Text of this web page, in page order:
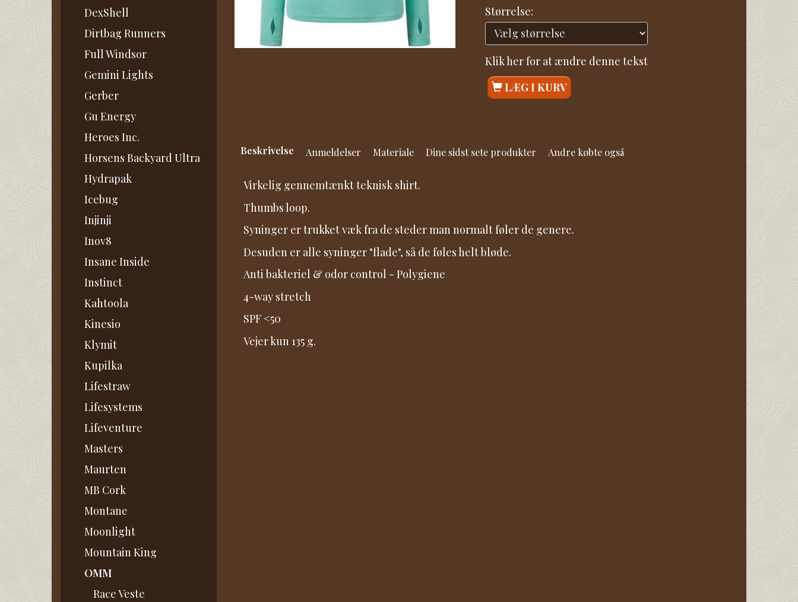
DexShell
Dirtbag Runners
Full Windsor
Gemini Lights
Gerber
Gu Energy
Heroes Inc.
Horsens Backyard Ultra
Hydrapak
Icebug
Injinji
Inov8
Insane Inside
Instinct
Kahtoola
Kinesio
Klymit
Kupilka
Lifestraw
Lifesystems
Lifeventure
Masters
Maurten
MB Cork
Montane
Moonlight
Mountain King
OMM
Race Veste
Størrelse:
Klik her for at ændre denne tekst
LÆG I KURV
Beskrivelse Anmeldelser Materiale Dine sidst sete produkter Andre købte også
Virkelig gennemtænkt teknisk shirt.
Thumbs loop.
Syninger er trukket væk fra de steder man normalt føler de genere.
Desuden er alle syninger "flade", så de føles helt bløde.
Anti bakteriel & odor control - Polygiene
4-way stretch
SPF <50
Vejer kun 135 g.